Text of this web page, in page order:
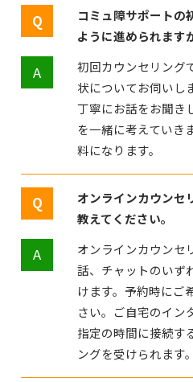
コミュ障サポートの
ように進められます
初回カウンセリング
状についてお伺いし
丁寧にお話をお聞き
を一緒に考えていき
料になります。
オンラインカウンセ
教えてください。
オンラインカウンセ
話、チャットのいず
けます。予約時にご
さい。ご自宅のイン
指定の時間に接続す
ングを受けられます。